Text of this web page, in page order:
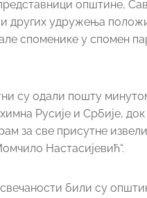
општине,
других удружења
споменике у спомен
су одали пошту
Русије и Србије,
за све присутне
Настасијевић“.
били су